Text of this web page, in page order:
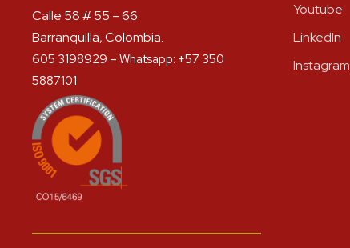
Calle 58 # 55 – 66.
Barranquilla, Colombia.
605 3198929 – Whatsapp: +57 350
5887101
Youtube
LinkedIn
Instagram